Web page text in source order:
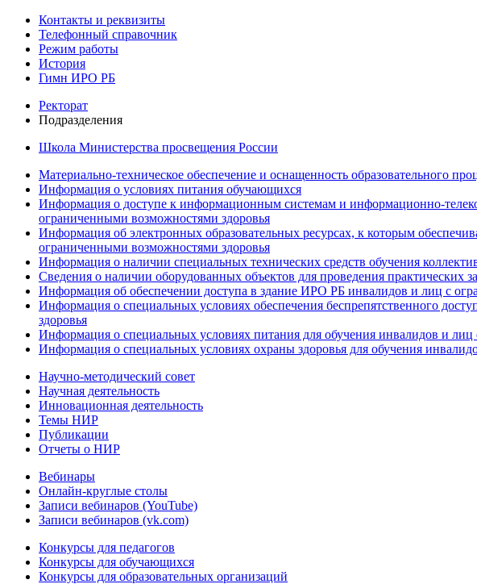
Контакты и реквизиты
Телефонный справочник
Режим работы
История
Гимн ИРО РБ
Ректорат
Подразделения
Школа Министерства просвещения России
Материально-техническое обеспечение и оснащенность образовательного
Информация о условиях питания обучающихся
Информация о доступе к информационным системам и информационно-
ограниченными возможностями здоровья
Информация об электронных образовательных ресурсах, к которым
ограниченными возможностями здоровья
Информация о наличии специальных технических средств обучения
Сведения о наличии оборудованных объектов для проведения практических
Информация об обеспечении доступа в здание ИРО РБ инвалидов и лиц с
Информация о специальных условиях обеспечения беспрепятственного
здоровья
Информация о специальных условиях питания для обучения инвалидов и
Информация о специальных условиях охраны здоровья для обучения
Научно-методический совет
Научная деятельность
Инновационная деятельность
Темы НИР
Публикации
Отчеты о НИР
Вебинары
Онлайн-круглые столы
Записи вебинаров (YouTube)
Записи вебинаров (vk.com)
Конкурсы для педагогов
Конкурсы для обучающихся
Конкурсы для образовательных организаций